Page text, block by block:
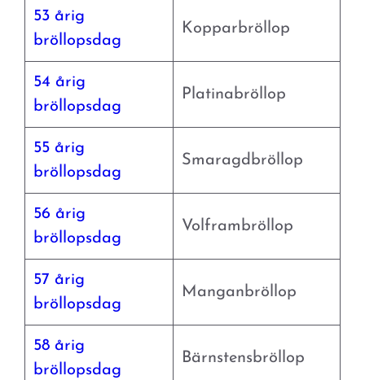
53 årig
bröllopsdag
Kopparbröllop
54 årig
bröllopsdag
Platinabröllop
55 årig
bröllopsdag
Smaragdbröllop
56 årig
bröllopsdag
Volframbröllop
57 årig
bröllopsdag
Manganbröllop
58 årig
bröllopsdag
Bärnstensbröllop